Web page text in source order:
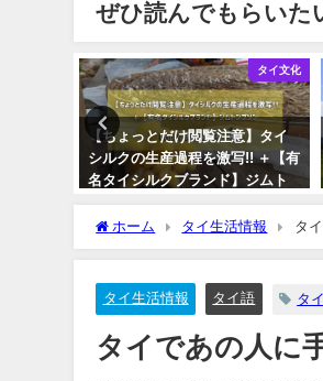
ぜひ読んでもらいた
タイ生活情報
タイで自転車を買いたいなら？
意外な品揃え ホームセンター
「グローバルハウス」
ホーム タイ生活情報 タ
タイ生活情報 タイ語 タイ
タイであの人に